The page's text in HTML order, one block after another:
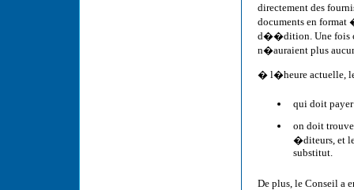
directement des
documents en
d��dition. Une fois
n�auraient plus
� l�heure actuelle,
qui doit
on doit
�diteurs, et
substitut.
De plus, le Conseil a